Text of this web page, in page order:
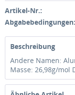
Artikel-Nr.:
Abgabebedingungen:
Beschreibung
Andere Namen:
Masse: 26,98g/mol